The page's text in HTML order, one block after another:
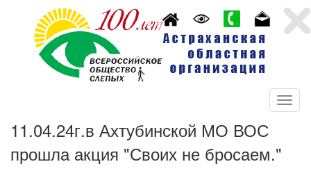
11.04.24г.в Ахтубинской МО ВОС
прошла акция "Своих не бросаем."